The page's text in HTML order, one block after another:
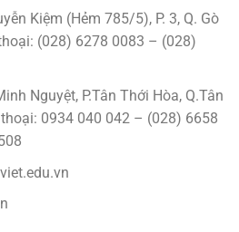
Kiệm (Hẻm 785/5), P. 3, Q. Gò
(028) 6278 0083 – (028)
Nguyệt, P.Tân Thới Hòa, Q.Tân
0934 040 042 – (028) 6658